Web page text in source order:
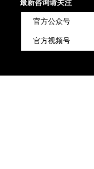
最新咨询请关注
官方公众号
官方视频号